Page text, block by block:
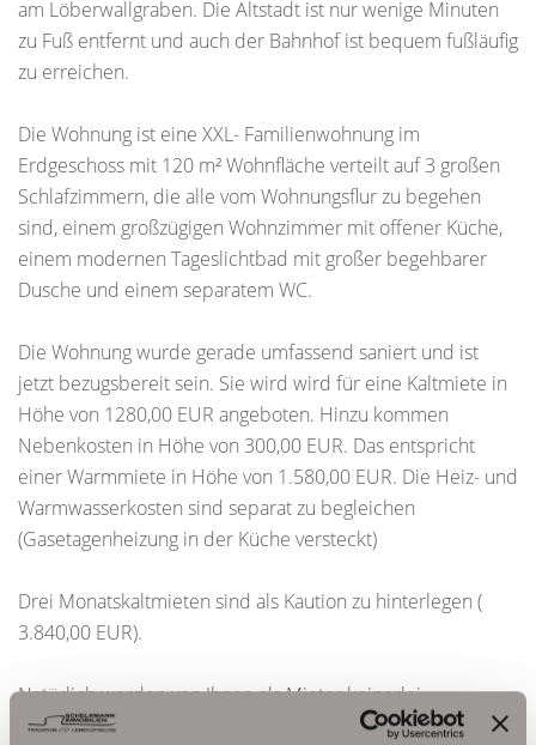
am Löberwallgraben. Die Altstadt ist nur wenige Minuten
zu Fuß entfernt und auch der Bahnhof ist bequem fußläufig
zu erreichen.
Die Wohnung ist eine XXL- Familienwohnung im
Erdgeschoss mit 120 m² Wohnfläche verteilt auf 3 großen
Schlafzimmern, die alle vom Wohnungsflur zu begehen
sind, einem großzügigen Wohnzimmer mit offener Küche,
einem modernen Tageslichtbad mit großer begehbarer
Dusche und einem separatem WC.
Die Wohnung wurde gerade umfassend saniert und ist
jetzt bezugsbereit sein. Sie wird wird für eine Kaltmiete in
Höhe von 1280,00 EUR angeboten. Hinzu kommen
Nebenkosten in Höhe von 300,00 EUR. Das entspricht
einer Warmmiete in Höhe von 1.580,00 EUR. Die Heiz- und
Warmwasserkosten sind separat zu begleichen
(Gasetagenheizung in der Küche versteckt)
Drei Monatskaltmieten sind als Kaution zu hinterlegen (
3.840,00 EUR).
Natürlich werden von Ihnen als Mieter keinerlei
Provisionszahlungen oder Bearbeitungsgebühren erhoben.